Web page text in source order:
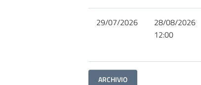
29/07/2026
28/08/2026
12:00
ARCHIVIO